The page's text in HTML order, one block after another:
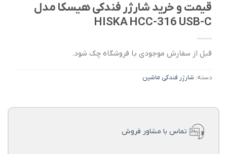
قیمت و خرید شارژر فندکی هیسکا مدل
HISKA HCC-316 USB-C
قبل از سفارش موجودی با فروشگاه چک شود.
دسته: شارژر فندکی ماشین
تماس با مشاور فروش